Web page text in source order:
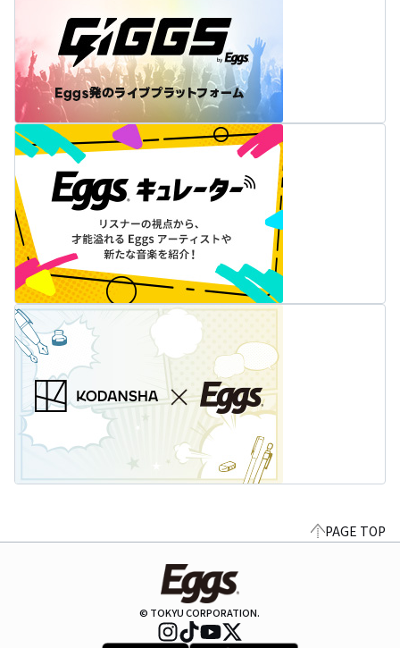
PAGE TOP
© TOKYU CORPORATION.